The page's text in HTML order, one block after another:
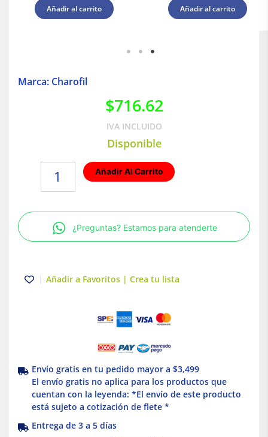
Añadir al carrito Añadir al carrito
Marca: Charofil
$716.62
IVA INCLUIDO
Disponible
DERIV.C/CONOS
cantidad
Añadir Al Carrito
¿Preguntas? Estamos para atenderte
Añadir a Favoritos | Crea tu lista
Envío gratis en tu pedido mayor a $3,499
El envío gratis no aplica para los productos que
cuentan con la leyenda: *El envío de este producto
está sujeto a cotización de flete *
Entrega de 3 a 5 días